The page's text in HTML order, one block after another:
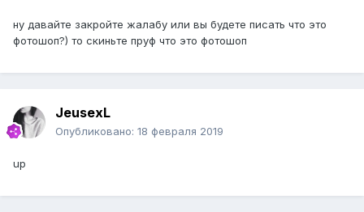
ну давайте закройте жалабу или вы будете писать что это
фотошоп?) то скиньте пруф что это фотошоп
JeusexL
Опубликовано: 18 февраля 2019
up